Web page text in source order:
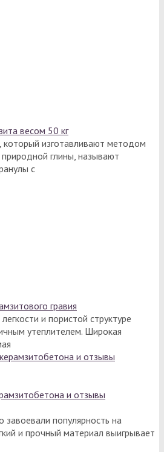
весом 50 кг
который изготавливают методом
глины, называют
с
гравия
и пористой структуре
утеплителем. Широкая
и отзывы
популярность на
и прочный материал выигрывает